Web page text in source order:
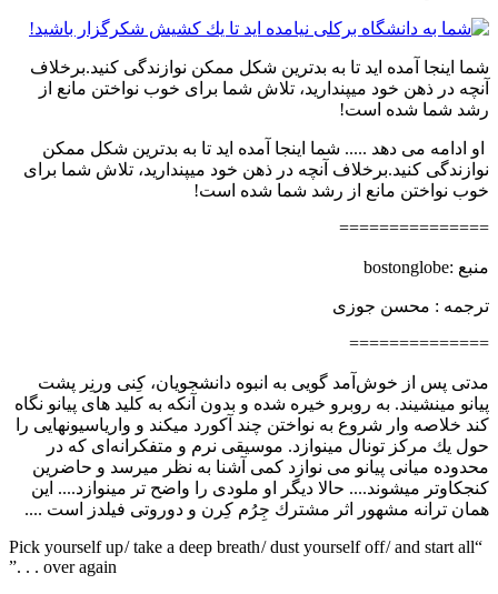
شما اينجا آمده ايد تا به بدترين شكل ممكن نوازندگی كنيد.برخلاف
آنچه در ذهن خود میپنداريد، تلاش شما برای خوب نواختن مانع از
رشد شما شده است!
او ادامه می دهد ..... شما اینجا آمده اید تا به بدترین شكل ممكن
نوازندگی كنید.برخلاف آنچه در ذهن خود میپندارید، تلاش شما برای
خوب نواختن مانع از رشد شما شده است!
===============
منبع :bostonglobe
ترجمه :‌ محسن جوزی
==============
مدتی پس از خوش‌آمد گویی به انبوه دانشجویان، كِنی ورنِر پشت
پیانو مینشیند. به روبرو خیره شده و بدون آنكه به كلید های پیانو نگاه
كند خلاصه وار شروع به نواختن چند آكورد میكند و واریاسیونهایی را
حول یك مركز تونال مینوازد. موسیقی نرم و متفكرانه‌ای كه در
محدوده میانی پیانو می نوازد كمی آشنا به نظر میرسد و حاضرین
كنجكاوتر میشوند.... حالا دیگر او ملودی را واضح تر مینوازد.... این
همان ترانه مشهور اثر مشترك جِرُم كِرن و دوروتی فیلدز است ....
“Pick yourself up / take a deep breath / dust yourself off / and start all
over again . . .”